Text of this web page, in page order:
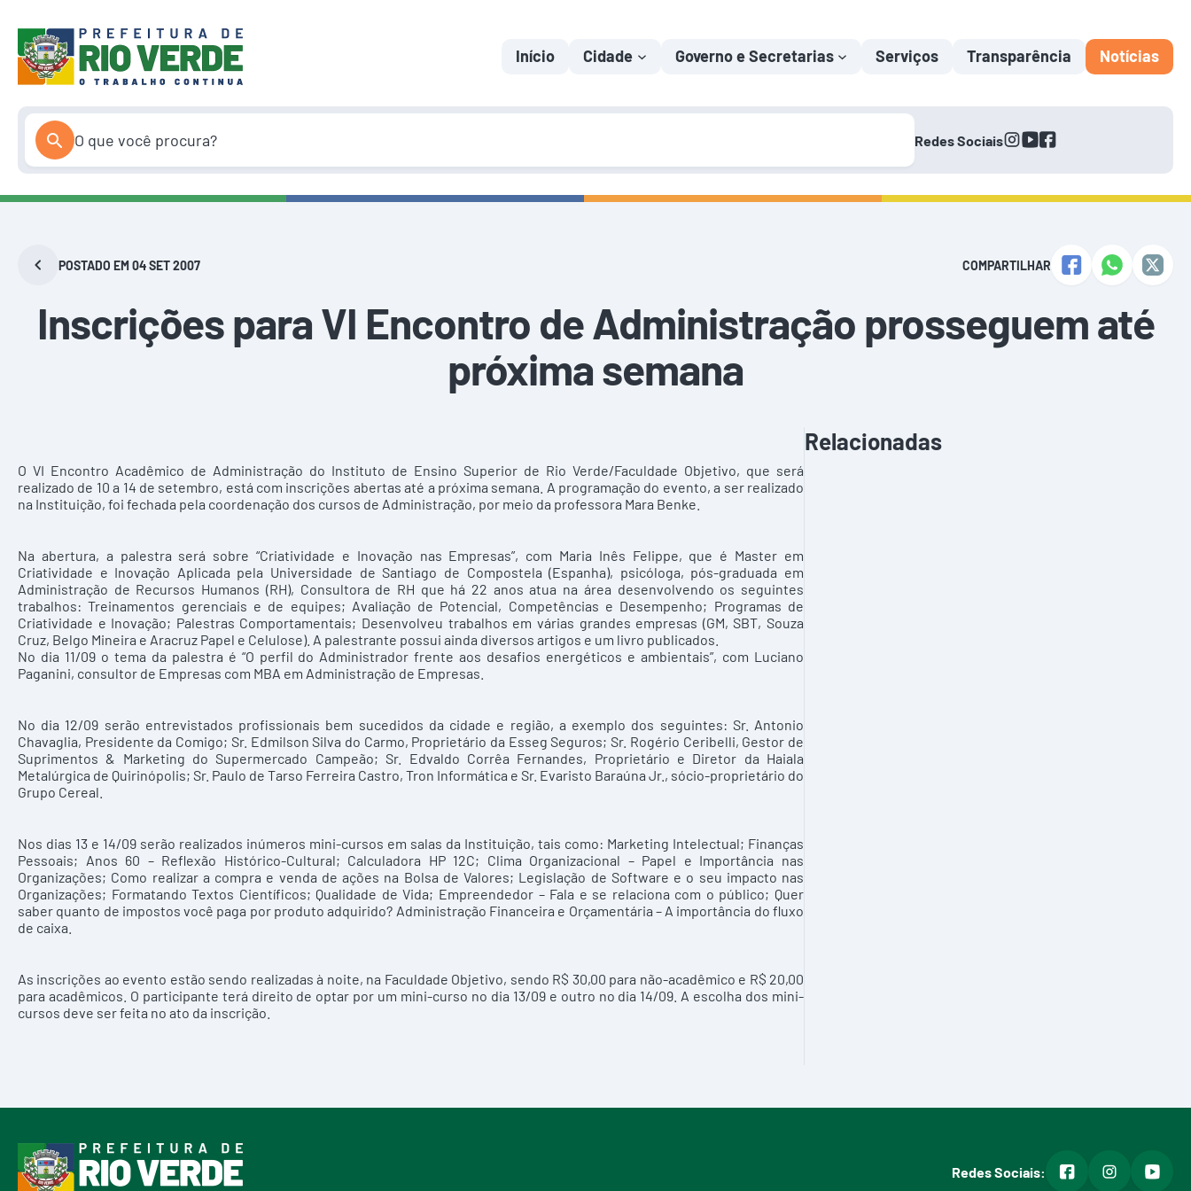
para
conteúdo
Início Cidade Governo e Secretarias Serviços Transparência Notícias
Redes Sociaisinstagram
youtube
facebook
POSTADO EM 04 SET 2007 COMPARTILHAR
Inscrições para VI Encontro de Administração prosseguem até
próxima semana
O VI Encontro Acadêmico de Administração do Instituto de Ensino Superior de Rio Verde/Faculdade Objetivo, que será
realizado de 10 a 14 de setembro, está com inscrições abertas até a próxima semana. A programação do evento, a ser realizado
na Instituição, foi fechada pela coordenação dos cursos de Administração, por meio da professora Mara Benke.
Na abertura, a palestra será sobre “Criatividade e Inovação nas Empresas”, com Maria Inês Felippe, que é Master em
Criatividade e Inovação Aplicada pela Universidade de Santiago de Compostela (Espanha), psicóloga, pós-graduada em
Administração de Recursos Humanos (RH), Consultora de RH que há 22 anos atua na área desenvolvendo os seguintes
trabalhos: Treinamentos gerenciais e de equipes; Avaliação de Potencial, Competências e Desempenho; Programas de
Criatividade e Inovação; Palestras Comportamentais; Desenvolveu trabalhos em várias grandes empresas (GM, SBT, Souza
Cruz, Belgo Mineira e Aracruz Papel e Celulose). A palestrante possui ainda diversos artigos e um livro publicados.
No dia 11/09 o tema da palestra é “O perfil do Administrador frente aos desafios energéticos e ambientais”, com Luciano
Paganini, consultor de Empresas com MBA em Administração de Empresas.
No dia 12/09 serão entrevistados profissionais bem sucedidos da cidade e região, a exemplo dos seguintes: Sr. Antonio
Chavaglia, Presidente da Comigo; Sr. Edmilson Silva do Carmo, Proprietário da Esseg Seguros; Sr. Rogério Ceribelli, Gestor de
Suprimentos & Marketing do Supermercado Campeão; Sr. Edvaldo Corrêa Fernandes, Proprietário e Diretor da Haiala
Metalúrgica de Quirinópolis; Sr. Paulo de Tarso Ferreira Castro, Tron Informática e Sr. Evaristo Baraúna Jr., sócio-proprietário do
Grupo Cereal.
Nos dias 13 e 14/09 serão realizados inúmeros mini-cursos em salas da Instituição, tais como: Marketing Intelectual; Finanças
Pessoais; Anos 60 – Reflexão Histórico-Cultural; Calculadora HP 12C; Clima Organizacional – Papel e Importância nas
Organizações; Como realizar a compra e venda de ações na Bolsa de Valores; Legislação de Software e o seu impacto nas
Organizações; Formatando Textos Científicos; Qualidade de Vida; Empreendedor – Fala e se relaciona com o público; Quer
saber quanto de impostos você paga por produto adquirido? Administração Financeira e Orçamentária – A importância do fluxo
de caixa.
As inscrições ao evento estão sendo realizadas à noite, na Faculdade Objetivo, sendo R$ 30,00 para não-acadêmico e R$ 20,00
para acadêmicos. O participante terá direito de optar por um mini-curso no dia 13/09 e outro no dia 14/09. A escolha dos mini-
cursos deve ser feita no ato da inscrição.
Relacionadas
Redes Sociais: facebookinstagram